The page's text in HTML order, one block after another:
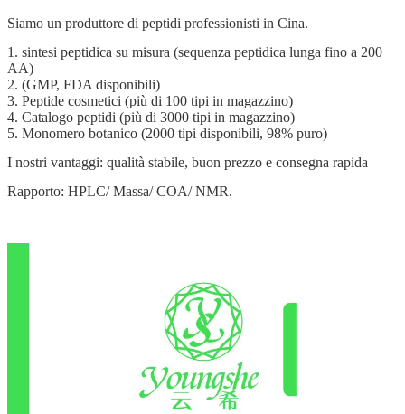
Siamo un produttore di peptidi professionisti in Cina.
1. sintesi peptidica su misura (sequenza peptidica lunga fino a 200
AA)
2. (GMP, FDA disponibili)
3. Peptide cosmetici (più di 100 tipi in magazzino)
4. Catalogo peptidi (più di 3000 tipi in magazzino)
5. Monomero botanico (2000 tipi disponibili, 98% puro)
I nostri vantaggi: qualità stabile, buon prezzo e consegna rapida
Rapporto: HPLC/ Massa/ COA/ NMR.